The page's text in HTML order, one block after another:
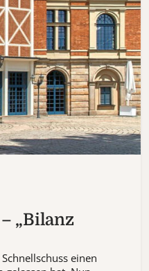
„Bilanz
einen